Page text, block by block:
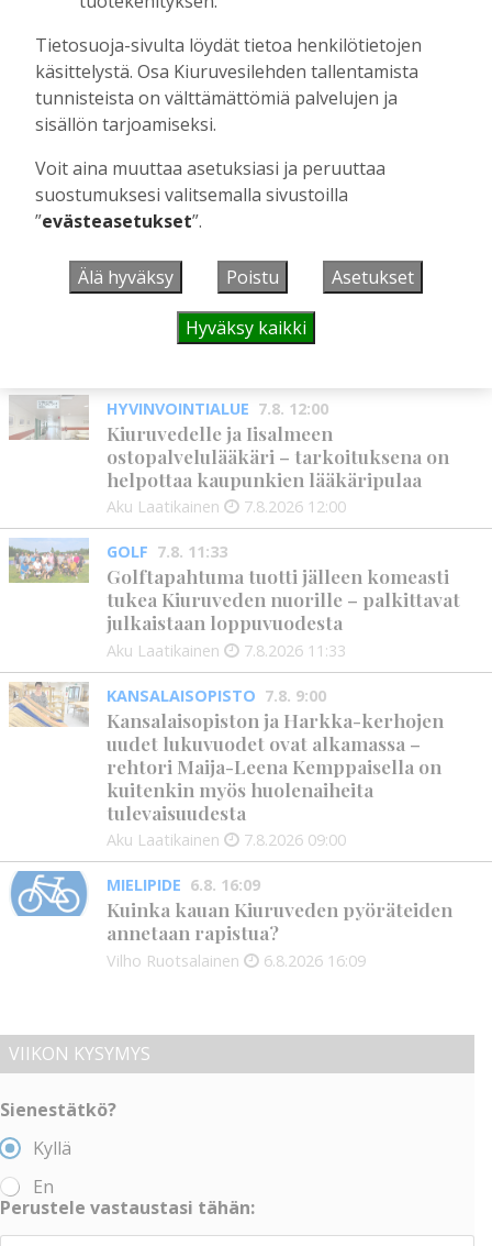
Markku Siponen reilulla äänimäärällä
Keskustan varapuheenjohtajaksi –
“Johtopaikka antaa myös
vaikuttamismahdollisuuden Kiuruveden
asioissa”
Tilaajille
Jaana Selander 8.6.2026
MIELIPIDE 7.8. 12:26
Terveisiä eduskuntaan
HYVINVOINTIALUE 7.8. 12:00
Kiuruvedelle ja Iisalmeen
ostopalvelulääkäri – tarkoituksena on
helpottaa kaupunkien lääkäripulaa
Aku Laatikainen 7.8.2026 12:00
GOLF 7.8. 11:33
Golftapahtuma tuotti jälleen komeasti
tukea Kiuruveden nuorille – palkittavat
julkaistaan loppuvuodesta
Aku Laatikainen 7.8.2026 11:33
KANSALAISOPISTO 7.8. 9:00
Kansalaisopiston ja Harkka-kerhojen
uudet lukuvuodet ovat alkamassa –
rehtori Maija-Leena Kemppaisella on
kuitenkin myös huolenaiheita
tulevaisuudesta
Aku Laatikainen 7.8.2026 09:00
MIELIPIDE 6.8. 16:09
Kuinka kauan Kiuruveden pyöräteiden
annetaan rapistua?
Vilho Ruotsalainen 6.8.2026 16:09
VIIKON KYSYMYS
Sienestätkö?
Kyllä
En
Perustele vastaustasi tähän:
Tietosuoja-sivulta löydät tietoa henkilötietojen
käsittelystä. Osa Kiuruvesilehden tallentamista
tunnisteista on välttämättömiä palvelujen ja
sisällön tarjoamiseksi.
Voit aina muuttaa asetuksiasi ja peruuttaa
suostumuksesi valitsemalla sivustoilla
”evästeasetukset”.
Älä hyväksy Poistu Asetukset
Hyväksy kaikki